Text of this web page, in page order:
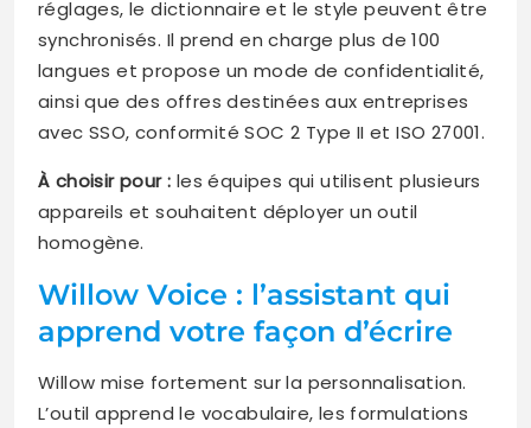
réglages, le dictionnaire et le style peuvent être
synchronisés. Il prend en charge plus de 100
langues et propose un mode de confidentialité,
ainsi que des offres destinées aux entreprises
avec SSO, conformité SOC 2 Type II et ISO 27001.
À choisir pour : les équipes qui utilisent plusieurs
appareils et souhaitent déployer un outil
homogène.
Willow Voice : l’assistant qui
apprend votre façon d’écrire
Willow mise fortement sur la personnalisation.
L’outil apprend le vocabulaire, les formulations